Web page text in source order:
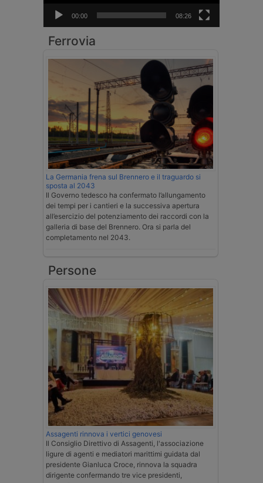
00:00 08:26
Ferrovia
La Germania frena sul Brennero e il traguardo si
sposta al 2043
Il Governo tedesco ha confermato l’allungamento
dei tempi per i cantieri e la successiva apertura
all’esercizio del potenziamento dei raccordi con la
galleria di base del Brennero. Ora si parla del
completamento nel 2043.
Persone
Assagenti rinnova i vertici genovesi
Il Consiglio Direttivo di Assagenti, l'associazione
ligure di agenti e mediatori marittimi guidata dal
presidente Gianluca Croce, rinnova la squadra
dirigente confermando tre vice presidenti,